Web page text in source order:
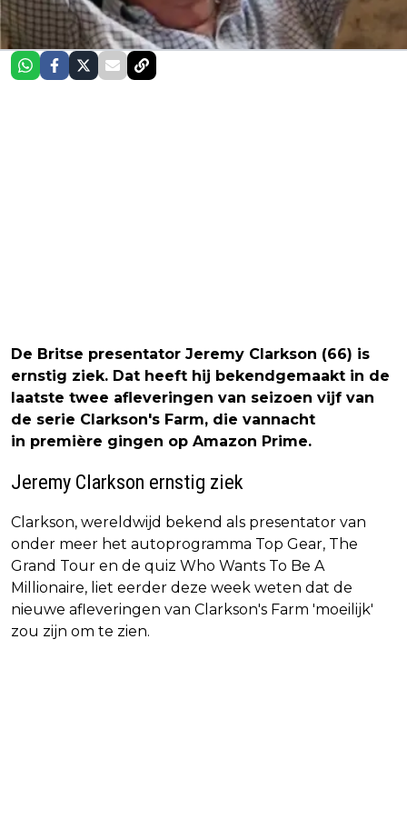
De Britse presentator Jeremy Clarkson (66) is
ernstig ziek. Dat heeft hij bekendgemaakt in de
laatste twee afleveringen van seizoen vijf van
de serie Clarkson's Farm, die vannacht
in première gingen op Amazon Prime.
Jeremy Clarkson ernstig ziek
Clarkson, wereldwijd bekend als presentator van
onder meer het autoprogramma Top Gear, The
Grand Tour en de quiz Who Wants To Be A
Millionaire, liet eerder deze week weten dat de
nieuwe afleveringen van Clarkson's Farm 'moeilijk'
zou zijn om te zien.